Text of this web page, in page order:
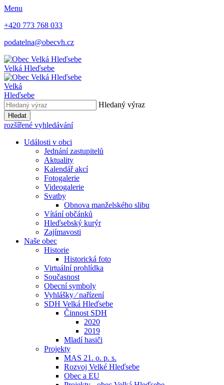
Menu
+420 773 768 033
podatelna@obecvh.cz
Velká Hleďsebe
Velká
Hleďsebe
Hledaný výraz
Hledat
rozšířené vyhledávání
Události v obci
Jednání zastupitelů
Aktuality
Kalendář akcí
Fotogalerie
Videogalerie
Svatby
Obnova manželského slibu
Vítání občánků
Hleďsebský kurýr
Zajímavosti
Naše obec
Historie
Historická foto
Virtuální prohlídka
Současnost
Obecní symboly
Vyhlášky ⁄ nařízení
SDH Velká Hleďsebe
Činnost SDH
2020
2019
Mladí hasiči
Projekty
MAS 21. o. p. s.
Rozvoj Velké Hleďsebe
Obec a EU